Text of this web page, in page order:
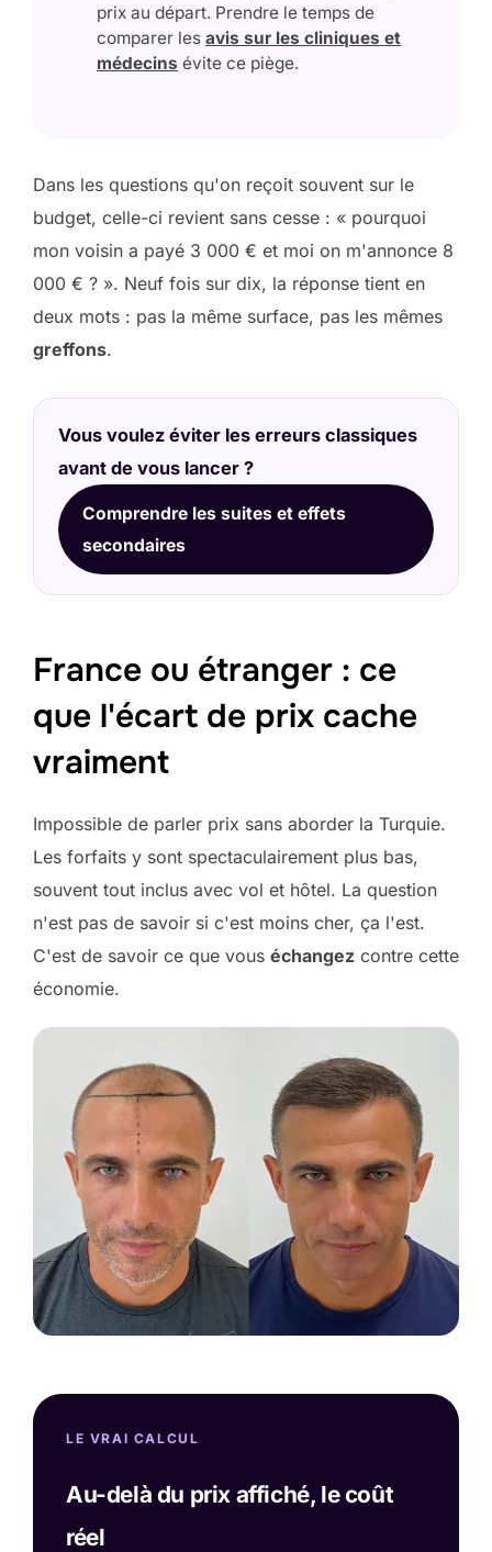
prix au départ. Prendre le temps de
comparer les avis sur les cliniques et
médecins évite ce piège.
Dans les questions qu'on reçoit souvent sur le
budget, celle-ci revient sans cesse : « pourquoi
mon voisin a payé 3 000 € et moi on m'annonce 8
000 € ? ». Neuf fois sur dix, la réponse tient en
deux mots : pas la même surface, pas les mêmes
greffons.
Vous voulez éviter les erreurs classiques
avant de vous lancer ?
Comprendre les suites et effets
secondaires
France ou étranger : ce
que l'écart de prix cache
vraiment
Impossible de parler prix sans aborder la Turquie.
Les forfaits y sont spectaculairement plus bas,
souvent tout inclus avec vol et hôtel. La question
n'est pas de savoir si c'est moins cher, ça l'est.
C'est de savoir ce que vous échangez contre cette
économie.
LE VRAI CALCUL
Au-delà du prix affiché, le coût
réel